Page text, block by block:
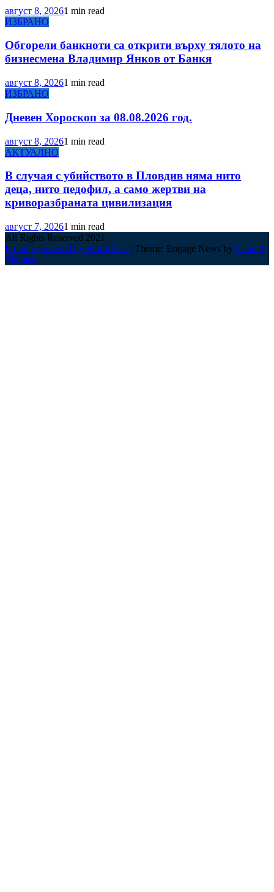
август 8, 20261 min read
ИЗБРАНО
Обгорели банкноти са открити върху тялото на
бизнесмена Владимир Янков от Банкя
август 8, 20261 min read
ИЗБРАНО
Дневен Хороскоп за 08.08.2026 год.
август 8, 20261 min read
АКТУАЛНО
В случая с убийството в Пловдив няма нито
деца, нито педофил, а само жертви на
криворазбраната цивилизация
август 7, 20261 min read
All Rights Reserved 2021.
Proudly powered by WordPress | Theme: Engage News by Candid
Themes.